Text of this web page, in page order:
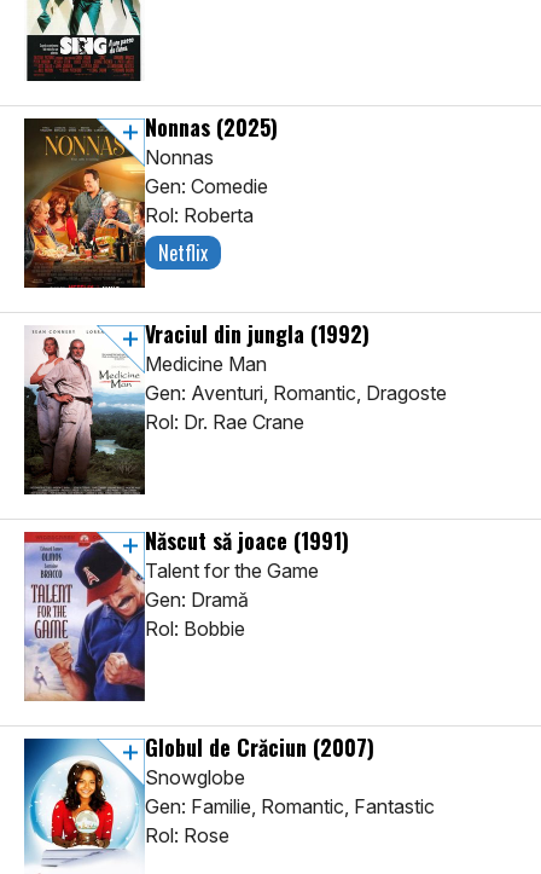
Nonnas (2025)
Nonnas
Gen: Comedie
Rol: Roberta
Netflix
Vraciul din jungla (1992)
Medicine Man
Gen: Aventuri, Romantic, Dragoste
Rol: Dr. Rae Crane
Născut să joace (1991)
Talent for the Game
Gen: Dramă
Rol: Bobbie
Globul de Crăciun (2007)
Snowglobe
Gen: Familie, Romantic, Fantastic
Rol: Rose